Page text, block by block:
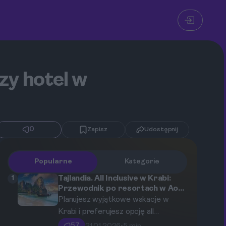
hotel w
0 Zapisz Udostępnij
Popularne Kategorie
1
Tajlandia. All Inclusive w Krabi:
Przewodnik po resortach w Ao
Nang i na Railay
Planujesz wyjątkowe wakacje w
Krabi i preferujesz opcję all
inclusive? Ten przewodnik pomoże